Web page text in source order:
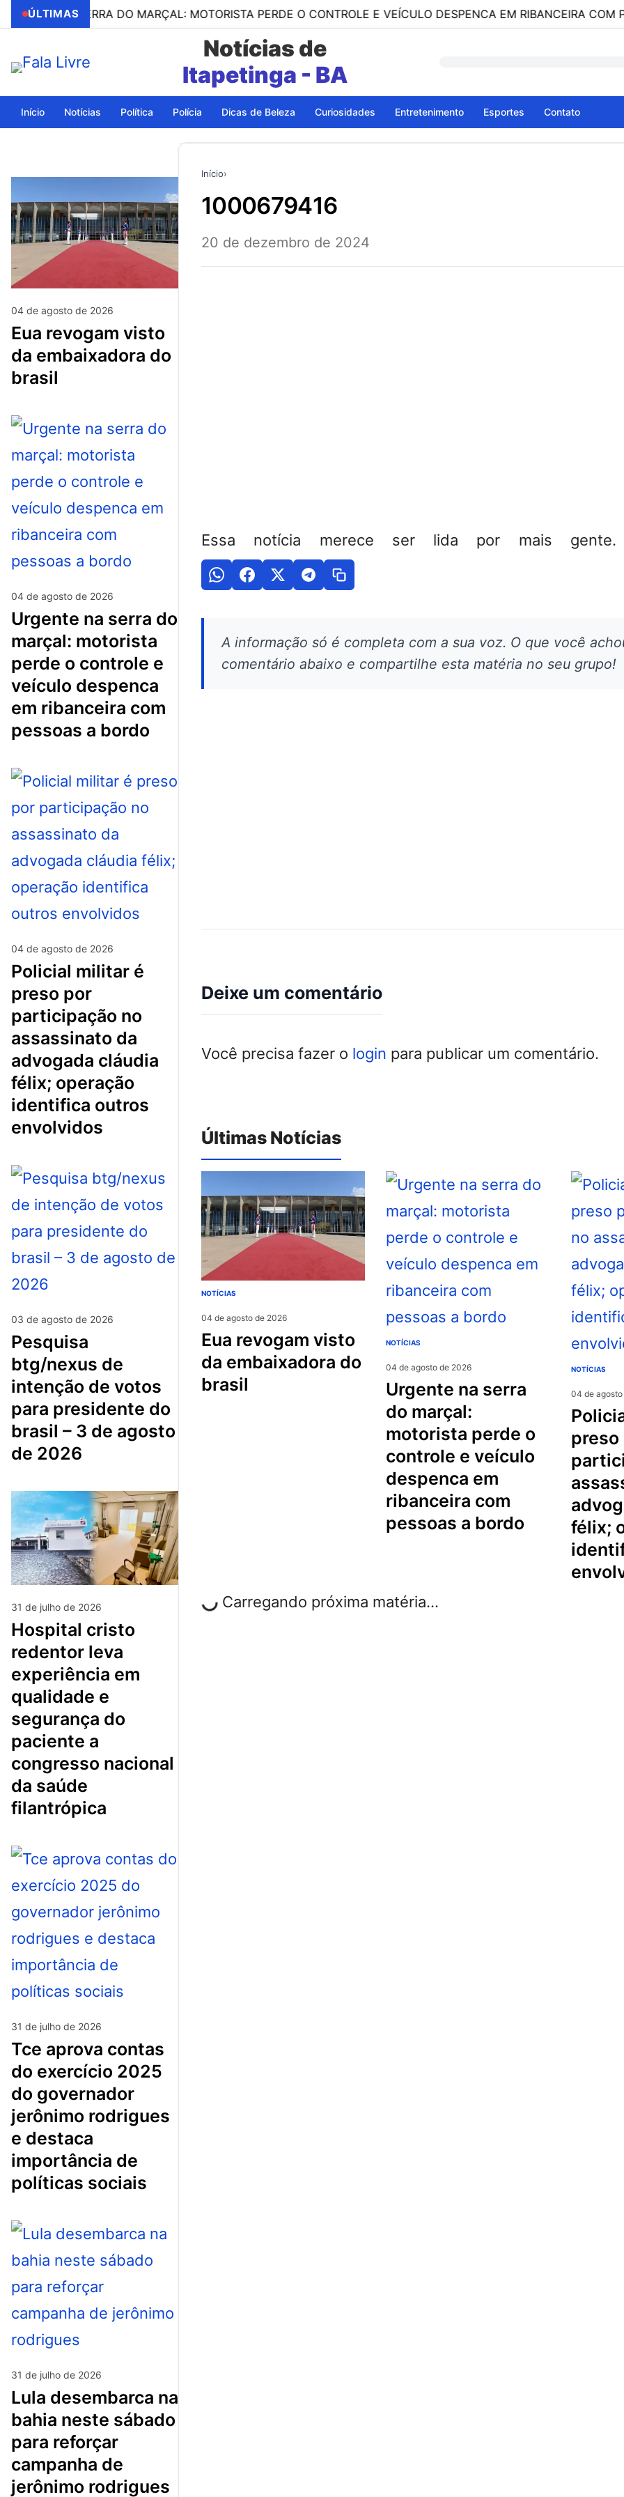
ÚLTIMAS
SERRA DO MARÇAL: MOTORISTA PERDE O CONTROLE E VEÍCULO DESPENCA EM RIBANCEIRA COM PESSOAS
Notícias de
Itapetinga
Início Notícias Política Polícia Dicas de Beleza Curiosidades Entretenimento Esportes Contato
04 de agosto de 2026
eua revogam visto
da embaixadora do
brasil
04 de agosto de 2026
urgente na serra do
marçal: motorista
perde o controle e
veículo despenca
em ribanceira com
pessoas a bordo
04 de agosto de 2026
policial militar é
preso por
participação no
assassinato da
advogada cláudia
félix; operação
identifica outros
envolvidos
03 de agosto de 2026
pesquisa
btg/nexus de
intenção de votos
para presidente do
brasil – 3 de agosto
de 2026
31 de julho de 2026
hospital cristo
redentor leva
experiência em
qualidade e
segurança do
paciente a
congresso nacional
da saúde
filantrópica
31 de julho de 2026
tce aprova contas
do exercício 2025
do governador
jerônimo rodrigues
e destaca
importância de
políticas sociais
31 de julho de 2026
lula desembarca na
bahia neste sábado
para reforçar
campanha de
jerônimo rodrigues
Início›
1000679416
20 de dezembro de 2024
Essa notícia merece ser lida por mais gente.
A informação só é completa com a sua voz. O que você
comentário abaixo e compartilhe esta matéria no seu grupo!
Deixe um comentário
Você precisa fazer o login para publicar um comentário.
Últimas Notícias
NOTÍCIAS
04 de agosto de 2026
eua revogam visto
da embaixadora do
brasil
NOTÍCIAS
04 de agosto de 2026
urgente na serra
do marçal:
motorista perde o
controle e veículo
despenca em
ribanceira com
pessoas a bordo
NOTÍCIAS
04 de
policial militar é
preso
félix;
Carregando próxima matéria...